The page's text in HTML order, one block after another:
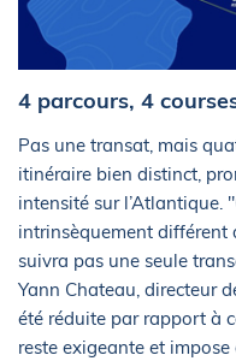
4 parcours, 4
Pas une transat, mais
itinéraire bien distinct,
intensité sur l’Atlantique.
intrinsèquement différent
suivra pas une seule
Yann Chateau, directeur
été réduite par rapport à
reste exigeante et